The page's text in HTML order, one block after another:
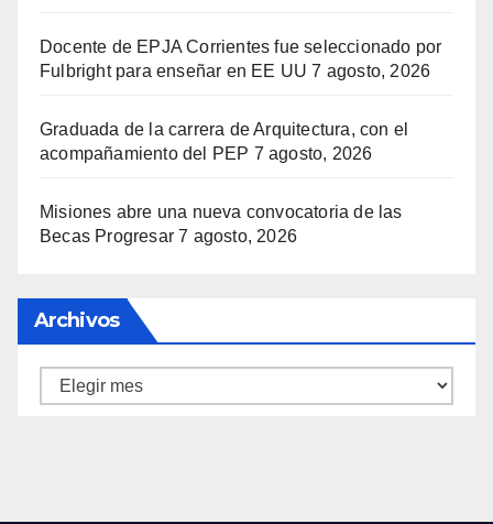
Docente de EPJA Corrientes fue seleccionado por
Fulbright para enseñar en EE UU 7 agosto, 2026
Graduada de la carrera de Arquitectura, con el
acompañamiento del PEP 7 agosto, 2026
Misiones abre una nueva convocatoria de las
Becas Progresar 7 agosto, 2026
Archivos
Archivos